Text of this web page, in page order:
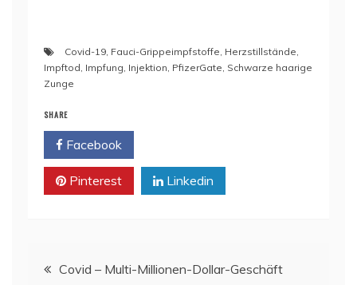
Covid-19 Fauci-Grippeimpfstoffe Herzstillstände
Impftod Impfung Injektion PfizerGate Schwarze haarige
Zunge
SHARE
Facebook
Pinterest Linkedin
Beitragsnavigation
Covid – Multi-Millionen-Dollar-Geschäft